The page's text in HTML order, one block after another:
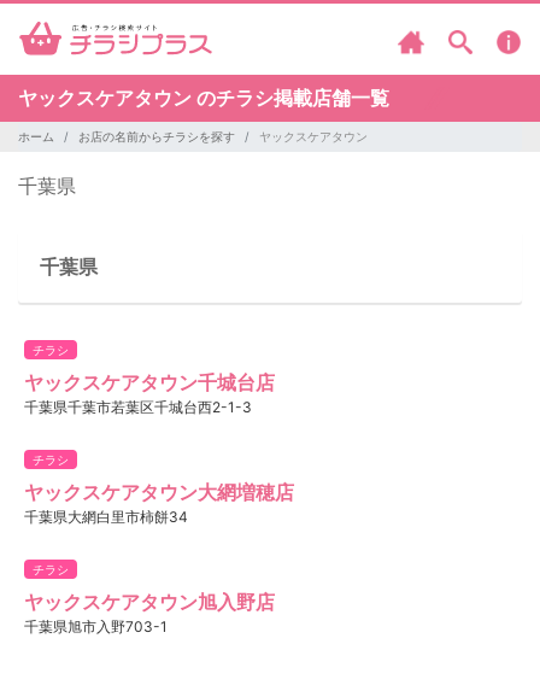
ヤックスケアタウン のチラシ掲載店舗一覧
ホーム お店の名前からチラシを探す ヤックスケアタウン
千葉県
千葉県
チラシ
ヤックスケアタウン千城台店
千葉県千葉市若葉区千城台西2-1-3
チラシ
ヤックスケアタウン大網増穂店
千葉県大網白里市柿餅34
チラシ
ヤックスケアタウン旭入野店
千葉県旭市入野703-1